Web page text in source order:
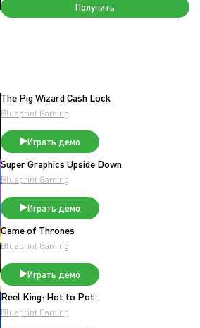
Получить
The Pig Wizard Cash Lock
Blueprint Gaming
Играть демо
Super Graphics Upside Down
Blueprint Gaming
Играть демо
Game of Thrones
Blueprint Gaming
Играть демо
Reel King: Hot to Pot
Blueprint Gaming